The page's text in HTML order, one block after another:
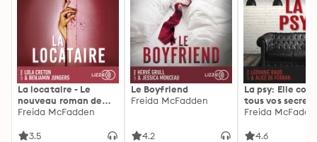
La locataire - Le
nouveau roman de
l'autrice de La femme
Freida McFadden
3.5
Le Boyfriend
Freida McFadden
4.2
La psy: Elle
tous vos
découvrez les
Freida
4.6